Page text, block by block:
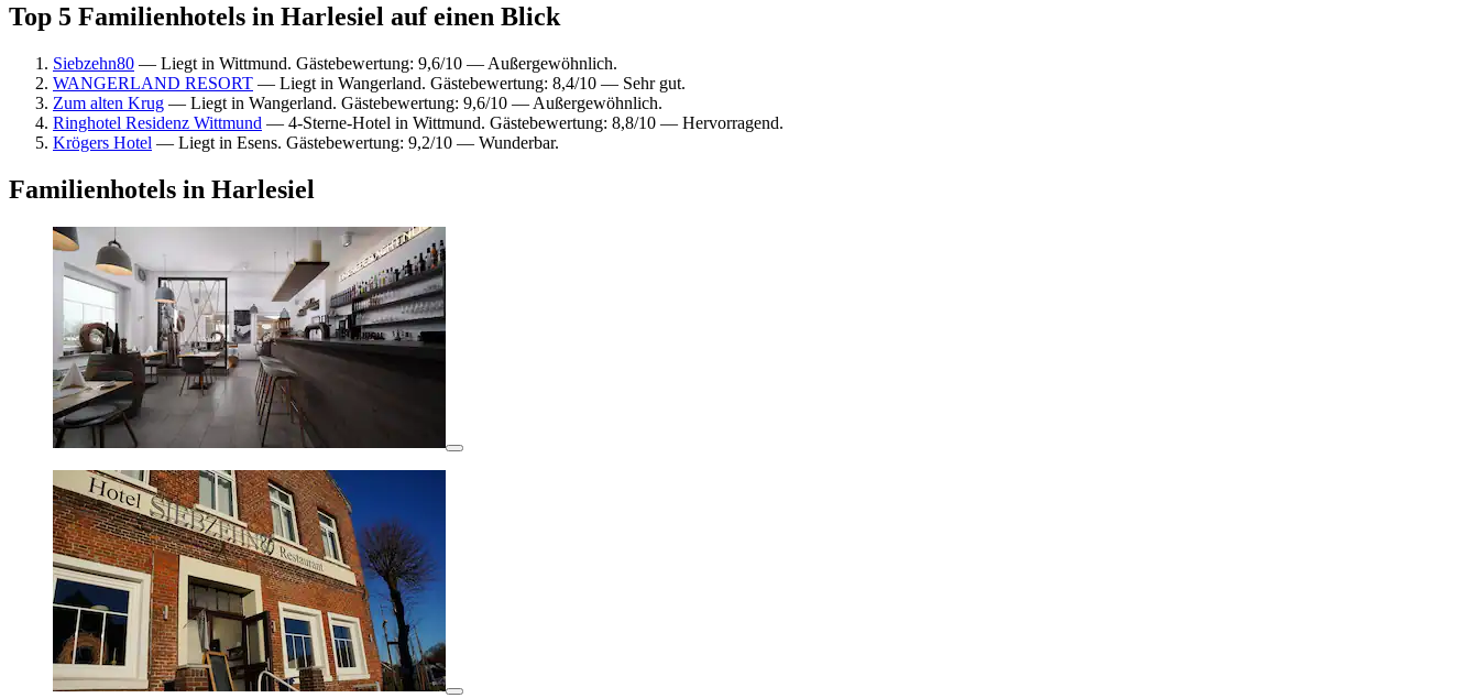
Top 5 Familienhotels in Harlesiel auf einen Blick
Siebzehn80 — Liegt in Wittmund. Gästebewertung: 9,6/10 — Außergewöhnlich.
WANGERLAND RESORT — Liegt in Wangerland. Gästebewertung: 8,4/10 — Sehr gut.
Zum alten Krug — Liegt in Wangerland. Gästebewertung: 9,6/10 — Außergewöhnlich.
Ringhotel Residenz Wittmund — 4-Sterne-Hotel in Wittmund. Gästebewertung: 8,8/10 — Hervorragend.
Krögers Hotel — Liegt in Esens. Gästebewertung: 9,2/10 — Wunderbar.
Familienhotels in Harlesiel